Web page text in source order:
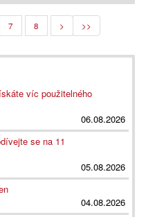
7 8 > >>
víc použitelného
06.08.2026
se na 11
05.08.2026
04.08.2026